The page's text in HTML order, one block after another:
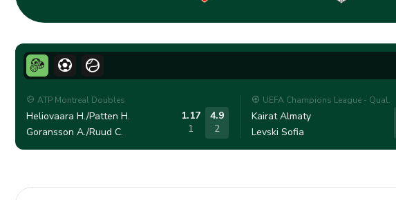
content
ATP Montreal Doubles
Heliovaara H./Patten H.
Goransson A./Ruud C.
1.17
1
4.9
2
UEFA Champions League - Qual.
Kairat Almaty
Levski Sofia